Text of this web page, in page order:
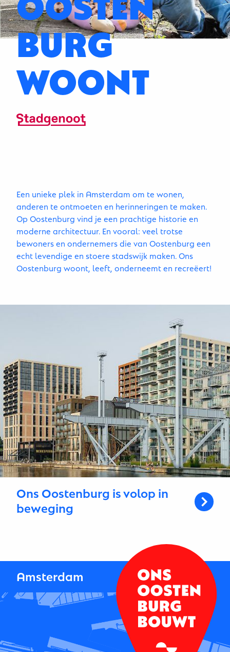
Een unieke plek in Amsterdam om te wonen,
anderen te ontmoeten en herinneringen te maken.
Op Oostenburg vind je een prachtige historie en
moderne architectuur. En vooral: veel trotse
bewoners en ondernemers die van Oostenburg een
echt levendige en stoere stadswijk maken. Ons
Oostenburg woont, leeft, onderneemt en recreëert!
BURG
WOONT
Ons Oostenburg is volop in
beweging
Amsterdam